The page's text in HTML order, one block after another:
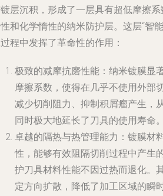
层沉积，形成了一层具有超低摩擦
和化学惰性的纳米防护层。这层“智
程中发挥了革命性的作用：
极致的减摩抗磨性能 ：纳米镀膜显
摩擦系数，使得在几乎不使用外部
减少切削阻力、抑制积屑瘤产生，
同时极大地延长了刀具的使用寿命。
卓越的隔热与热管理能力 ：镀膜材
性，能够有效阻隔切削过程中产生
护刀具材料性能不因过热而退化。
定方向扩散，降低了加工区域的瞬